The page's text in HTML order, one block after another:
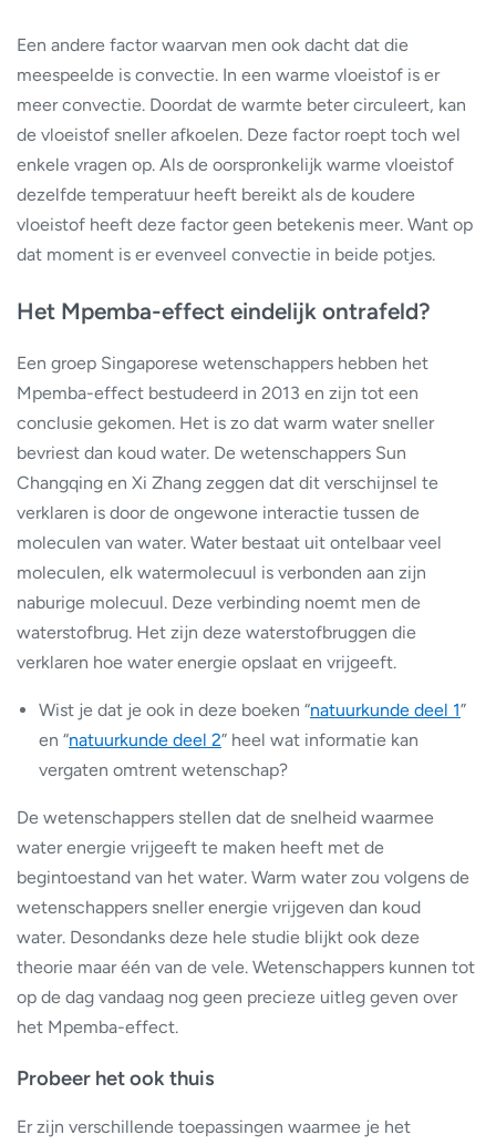
Een andere factor waarvan men ook dacht dat die
meespeelde is convectie. In een warme vloeistof is er
meer convectie. Doordat de warmte beter circuleert, kan
de vloeistof sneller afkoelen. Deze factor roept toch wel
enkele vragen op. Als de oorspronkelijk warme vloeistof
dezelfde temperatuur heeft bereikt als de koudere
vloeistof heeft deze factor geen betekenis meer. Want op
dat moment is er evenveel convectie in beide potjes.
Het Mpemba-effect eindelijk ontrafeld?
Een groep Singaporese wetenschappers hebben het
Mpemba-effect bestudeerd in 2013 en zijn tot een
conclusie gekomen. Het is zo dat warm water sneller
bevriest dan koud water. De wetenschappers Sun
Changqing en Xi Zhang zeggen dat dit verschijnsel te
verklaren is door de ongewone interactie tussen de
moleculen van water. Water bestaat uit ontelbaar veel
moleculen, elk watermolecuul is verbonden aan zijn
naburige molecuul. Deze verbinding noemt men de
waterstofbrug. Het zijn deze waterstofbruggen die
verklaren hoe water energie opslaat en vrijgeeft.
Wist je dat je ook in deze boeken “natuurkunde deel 1”
en “natuurkunde deel 2” heel wat informatie kan
vergaten omtrent wetenschap?
De wetenschappers stellen dat de snelheid waarmee
water energie vrijgeeft te maken heeft met de
begintoestand van het water. Warm water zou volgens de
wetenschappers sneller energie vrijgeven dan koud
water. Desondanks deze hele studie blijkt ook deze
theorie maar één van de vele. Wetenschappers kunnen tot
op de dag vandaag nog geen precieze uitleg geven over
het Mpemba-effect.
Probeer het ook thuis
Er zijn verschillende toepassingen waarmee je het